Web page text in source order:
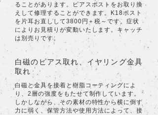
ることがあります。ピアスポストをお取り換
えして修理することができます。K18ポスト
を片耳お直しして3800円＋税～です。症状
によりお見積りが変動いたします。キャッチ
は別売りです。
白磁のピアス取れ、イヤリング金具
取れ
白磁と金具を接着と樹脂コーティングによ
り、2層の強度をもたせて制作しています。
しかしながら、その素材の特性から横に倒す
力に弱く、保管方法や使用方法によって、接